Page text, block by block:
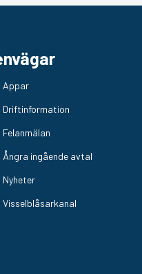
Appar
Driftinformation
Felanmälan
Ångra ingående avtal
Nyheter
Visselblåsarkanal